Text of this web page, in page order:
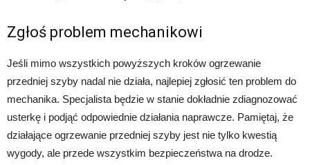
Zgłoś problem mechanikowi
Jeśli mimo wszystkich powyższych kroków ogrzewanie
przedniej szyby nadal nie działa, najlepiej zgłosić ten problem do
mechanika. Specjalista będzie w stanie dokładnie zdiagnozować
usterkę i podjąć odpowiednie działania naprawcze. Pamiętaj, że
działające ogrzewanie przedniej szyby jest nie tylko kwestią
wygody, ale przede wszystkim bezpieczeństwa na drodze.